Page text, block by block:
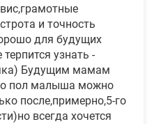
и точность
для будущих
узнать -
Будущим мамам
пол малыша можно
после,примерно,5-го
всегда хочется